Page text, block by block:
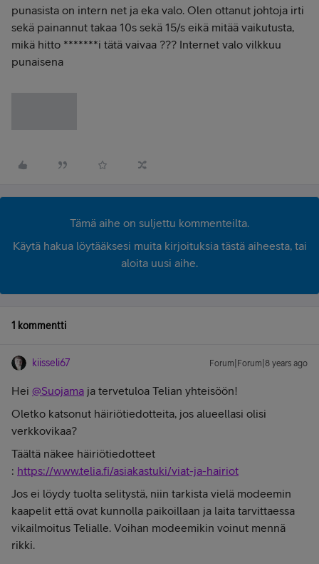
punasista on intern net ja eka valo. Olen ottanut johtoja irti
sekä painannut takaa 10s sekä 15/s eikä mitää vaikutusta,
mikä hitto *******i tätä vaivaa ??? Internet valo vilkkuu
punaisena
Tämä aihe on suljettu kommenteilta.
Käytä hakua löytääksesi muita kirjoituksia tästä aiheesta, tai
aloita uusi aihe.
1 kommentti
kiisseli67 Forum|Forum|8 years ago
Hei @Suojama ja tervetuloa Telian yhteisöön!
Oletko katsonut häiriötiedotteita, jos alueellasi olisi
verkkovikaa?
Täältä näkee häiriötiedotteet
: https://www.telia.fi/asiakastuki/viat-ja-hairiot
Jos ei löydy tuolta selitystä, niin tarkista vielä modeemin
kaapelit että ovat kunnolla paikoillaan ja laita tarvittaessa
vikailmoitus Telialle. Voihan modeemikin voinut mennä
rikki.